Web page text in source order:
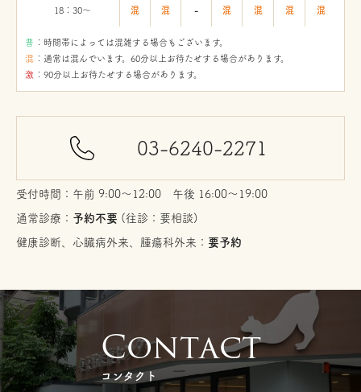
18：30〜 混 混 - 混 混 混 混
：時間帯によっては混雑する場合もございます。
：通常は混んでいます。60分以上お待たせする場合があります。
：90分以上お待たせする場合があります。
03-6240-2271
受付時間：午前 9:00〜12:00 午後 16:00〜19:00
通常診療： 予約不要 (往診：要相談)
健康診断、心臓病外来、腫瘍科外来： 要予約
Contact
コンタクト